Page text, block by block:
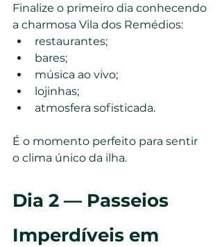
Finalize o primeiro dia conhecendo
a charmosa Vila dos Remédios:
restaurantes;
bares;
música ao vivo;
lojinhas;
atmosfera sofisticada.
É o momento perfeito para sentir
o clima único da ilha.
Dia 2 — Passeios
Imperdíveis em